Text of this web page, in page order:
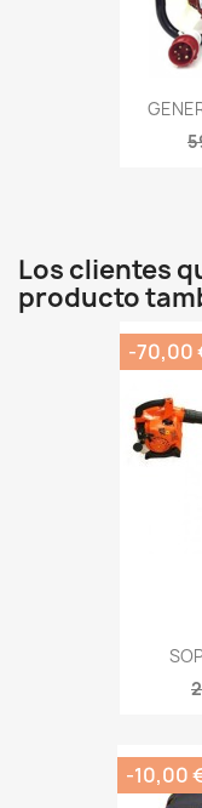
Los clientes
producto
-70,00
-10,00